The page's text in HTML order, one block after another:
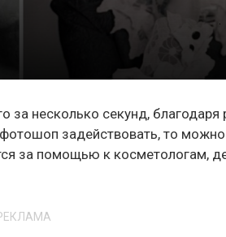
за несколько секунд,
задействовать, то
за помощью к косметологам,